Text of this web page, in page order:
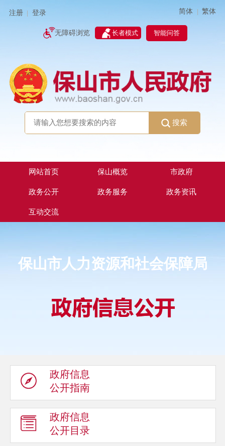
注册 登录 简体 | 繁体
无障碍浏览 长者模式 智能问答
搜索
网站首页 保山概览 市政府
政务公开 政务服务 政务资讯
互动交流
保山市人力资源和社会保障局
政府信息
公开指南
政府信息
公开目录